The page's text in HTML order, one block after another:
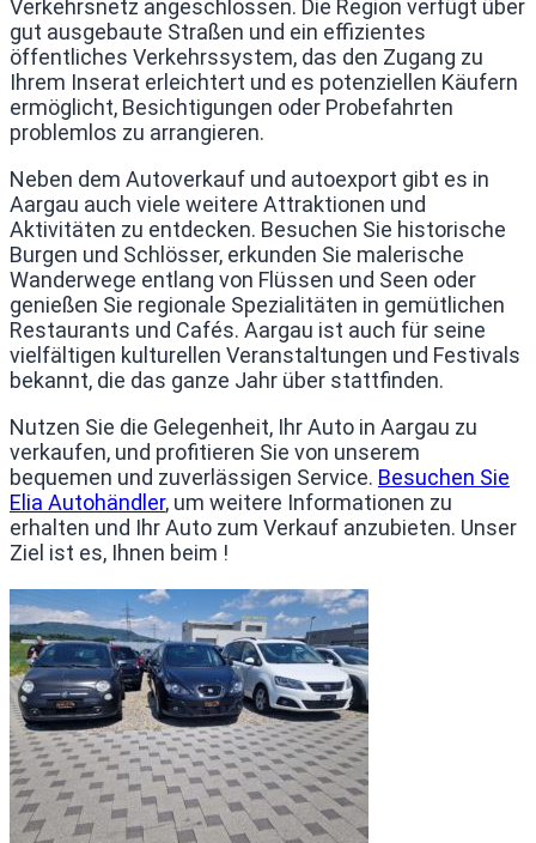
Verkehrsnetz angeschlossen. Die Region verfügt über
gut ausgebaute Straßen und ein effizientes
öffentliches Verkehrssystem, das den Zugang zu
Ihrem Inserat erleichtert und es potenziellen Käufern
ermöglicht, Besichtigungen oder Probefahrten
problemlos zu arrangieren.
Neben dem Autoverkauf und autoexport gibt es in
Aargau auch viele weitere Attraktionen und
Aktivitäten zu entdecken. Besuchen Sie historische
Burgen und Schlösser, erkunden Sie malerische
Wanderwege entlang von Flüssen und Seen oder
genießen Sie regionale Spezialitäten in gemütlichen
Restaurants und Cafés. Aargau ist auch für seine
vielfältigen kulturellen Veranstaltungen und Festivals
bekannt, die das ganze Jahr über stattfinden.
Nutzen Sie die Gelegenheit, Ihr Auto in Aargau zu
verkaufen, und profitieren Sie von unserem
bequemen und zuverlässigen Service. Besuchen Sie
Elia Autohändler, um weitere Informationen zu
erhalten und Ihr Auto zum Verkauf anzubieten. Unser
Ziel ist es, Ihnen beim !